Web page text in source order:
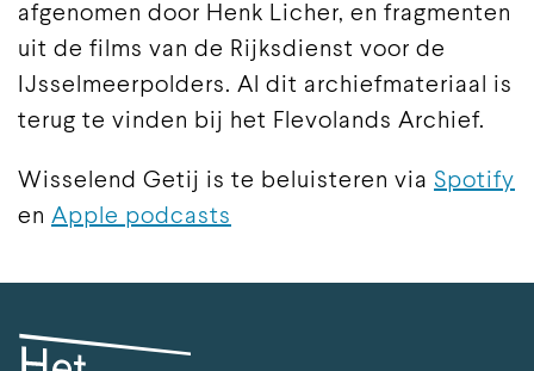
afgenomen door Henk Licher, en fragmenten
uit de films van de Rijksdienst voor de
IJsselmeerpolders. Al dit archiefmateriaal is
terug te vinden bij het Flevolands Archief.
Wisselend Getij is te beluisteren via Spotify
en Apple podcasts